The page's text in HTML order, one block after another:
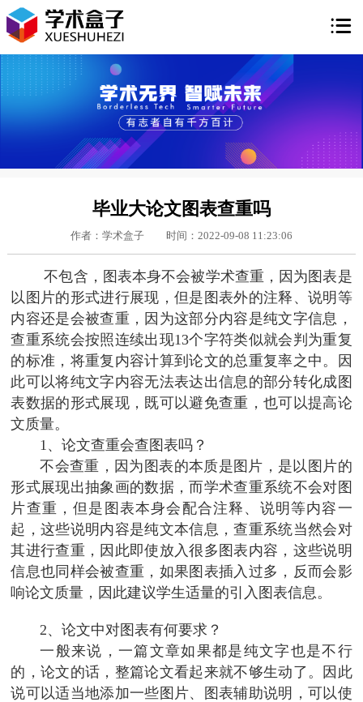

毕业大论文图表查重吗
作者：学术盒子 时间：2022-09-08 11:23:06
不包含，图表本身不会被学术查重，因为图表是
以图片的形式进行展现，但是图表外的注释、说明等
内容还是会被查重，因为这部分内容是纯文字信息，
查重系统会按照连续出现13个字符类似就会判为重复
的标准，将重复内容计算到论文的总重复率之中。因
此可以将纯文字内容无法表达出信息的部分转化成图
表数据的形式展现，既可以避免查重，也可以提高论
文质量。
1、论文查重会查图表吗？
不会查重，因为图表的本质是图片，是以图片的
形式展现出抽象画的数据，而学术查重系统不会对图
片查重，但是图表本身会配合注释、说明等内容一
起，这些说明内容是纯文本信息，查重系统当然会对
其进行查重，因此即使放入很多图表内容，这些说明
信息也同样会被查重，如果图表插入过多，反而会影
响论文质量，因此建议学生适量的引入图表信息。
2、论文中对图表有何要求？
一般来说，一篇文章如果都是纯文字也是不行
的，论文的话，整篇论文看起来就不够生动了。因此
说可以适当地添加一些图片、图表辅助说明，可以使